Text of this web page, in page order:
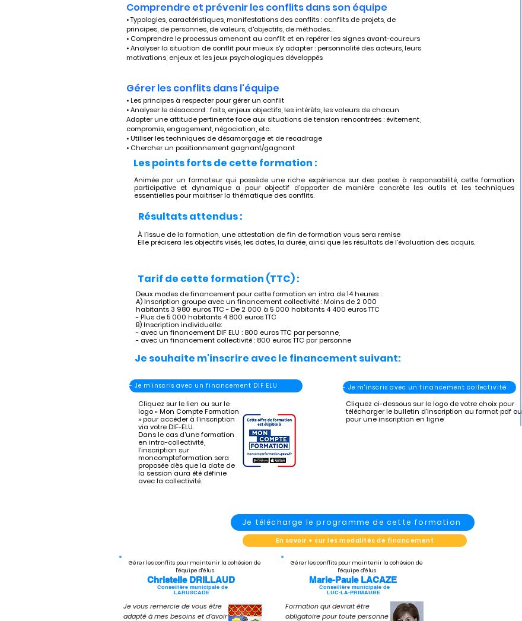
Comprendre et prévenir les conflits dans son équipe
• Typologies, caractéristiques, manifestations des conflits : conflits de projets, de
principes, de personnes, de valeurs, d'objectifs, de méthodes…
• Comprendre le processus amenant au conflit et en repérer les signes avant-coureurs
• Analyser la situation de conflit pour mieux s'y adapter : personnalité des acteurs, leurs
motivations, enjeux et les jeux psychologiques développés
Gérer les conflits dans l'équipe
• Les principes à respecter pour gérer un conflit
• Analyser le désaccord : faits, enjeux objectifs, les intérêts, les valeurs de chacun
Adopter une attitude pertinente face aux situations de tension rencontrées : évitement,
compromis, engagement, négociation, etc.
• Utiliser les techniques de désamorçage et de recadrage
• Chercher un positionnement gagnant/gagnant
Les points forts de cette formation :
Animée par un formateur qui possède une riche expérience sur des postes à responsabilité, cette formation
participative et dynamique a pour objectif d’apporter de manière concrète les outils et les techniques
essentielles pour maitriser la thématique des conflits.
Résultats attendus :
À l’issue de la formation, une attestation de fin de formation vous sera remise
Elle précisera les objectifs visés, les dates, la durée, ainsi que les résultats de l’évaluation des acquis.
Tarif de cette formation (TTC) :
Deux modes de financement pour cette formation en intra de 14 heures :
A) Inscription groupe avec un financement collectivité : Moins de 2 000
habitants 3 980 euros TTC - De 2 000 à 5 000 habitants 4 400 euros TTC
- Plus de 5 000 habitants 4 800 euros TTC
B) Inscription individuelle:
- avec un financement DIF ELU : 800 euros TTC par personne,
- avec un financement collectivité : 800 euros TTC par personne
Je souhaite m'inscrire avec le financement suivant:
- Je m'inscris avec un financement DIF ELU - Je m'inscris avec un financement collectivité
Cliquez sur le lien ou sur le
logo « Mon Compte Formation
» pour accéder à l’inscription
via votre DIF-ELU.
Dans le cas d’une formation
en intra-collectivité,
l’inscription sur
moncompteformation sera
proposée dès que la date de
la session aura été définie
avec la collectivité.
Cliquez ci-dessous sur le logo de votre choix pour
télécharger le bulletin d'inscription au format pdf ou
pour une inscription en ligne
Je télécharge le programme de cette formation
En savoir + sur les modalités de financement
Gérer les conflits pour maintenir la cohésion de
l'équipe d'élus
Christelle DRILLAUD
Conseillère municipale de
LARUSCADE
Je vous remercie de vous être
adapté à mes besoins et d’avoir
Gérer les conflits pour maintenir la cohésion de
l'équipe d'élus
Marie-Paule LACAZE
Conseillère municipale de
LUC-LA-PRIMAUBE
Formation qui devrait être
obligatoire pour toute personne